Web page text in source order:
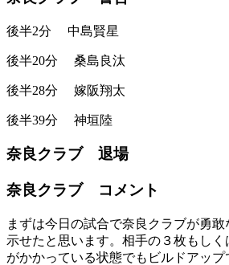
後半2分 中島賢星
後半20分 桑島良汰
後半28分 嫁阪翔太
後半39分 神垣陸
奈良クラブ 退場
奈良クラブ コメント
まずは今日の試合で奈良クラブが勇
示せたと思います。相手の３枚もし
がかかっている状態でもビルドアップ